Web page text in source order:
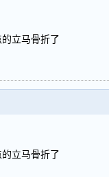
立马骨折了
立马骨折了